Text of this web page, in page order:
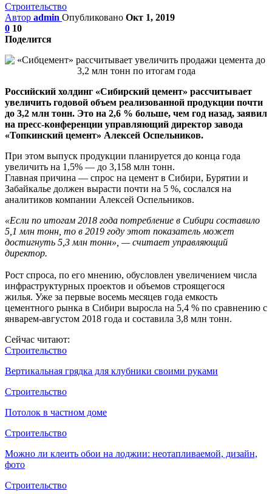
Строительство
Автор admin Опубликовано Окт 1, 2019
0 10
Поделится
Российский холдинг «Сибирский цемент» рассчитывает
увеличить годовой объем реализованной продукции почти
до 3,2 млн тонн. Это на 2,6 % больше, чем год назад, заявил
на пресс-конференции управляющий директор завода
«Топкинский цемент» Алексей Оспельников.
При этом выпуск продукции планируется до конца года
увеличить на 1,5% — до 3,158 млн тонн.
Главная причина — спрос на цемент в Сибири, Бурятии и
Забайкалье должен вырасти почти на 5 %, сослался на
аналитиков компании Алексей Оспельников.
«Если по итогам 2018 года потребление в Сибири составило
5,1 млн тонн, то в 2019 году этот показатель может
достигнуть 5,3 млн тонн», —считает управляющий
директор.
Рост спроса, по его мнению, обусловлен увеличением числа
инфраструктурных проектов и объемов строящегося
жилья. Уже за первые восемь месяцев года емкость
цементного рынка в Сибири выросла на 5,4 % по сравнению с
январем-августом 2018 года и составила 3,8 млн тонн.
Сейчас читают:
Строительство
Вертикальная грядка для клубники своими руками
Строительство
Потолок в частном доме
Строительство
Можно ли клеить обои на лоджии: неотапливаемой, дизайн,
фото
Строительство